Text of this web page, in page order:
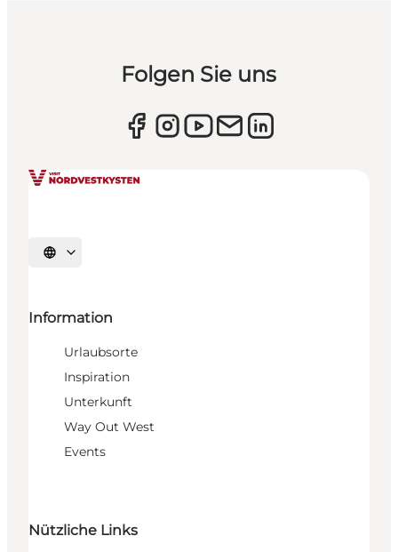
Folgen Sie uns
Sprache auswählen
Information
Urlaubsorte
Inspiration
Unterkunft
Way Out West
Events
Nützliche Links